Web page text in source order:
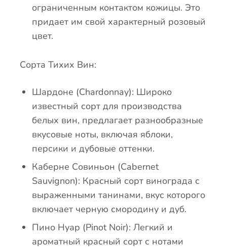
ограниченным контактом кожицы. Это
придает им свой характерный розовый
цвет.
Сорта Тихих Вин:
Шардоне (Chardonnay): Широко
известный сорт для производства
белых вин, предлагает разнообразные
вкусовые ноты, включая яблоки,
персики и дубовые оттенки.
Каберне Совиньон (Cabernet
Sauvignon): Красный сорт винограда с
выраженными танинами, вкус которого
включает черную смородину и дуб.
Пино Нуар (Pinot Noir): Легкий и
ароматный красный сорт с нотами